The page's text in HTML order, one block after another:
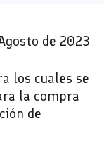
de 2023
los cuales se
la compra
de